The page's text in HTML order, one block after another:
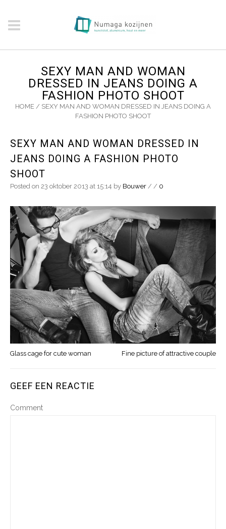
SEXY MAN AND WOMAN
DRESSED IN JEANS DOING A
FASHION PHOTO SHOOT
HOME / SEXY MAN AND WOMAN DRESSED IN JEANS DOING A
FASHION PHOTO SHOOT
SEXY MAN AND WOMAN DRESSED IN
JEANS DOING A FASHION PHOTO
SHOOT
Posted on 23 oktober 2013 at 15:14 by Bouwer / / 0
Glass cage for cute woman Fine picture of attractive couple
GEEF EEN REACTIE
Comment